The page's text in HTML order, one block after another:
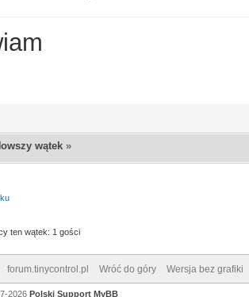
wątek »
ten wątek: 1 gości
forum.tinycontrol.pl Wróć do góry Wersja bez grafiki
2026 Polski Support MyBB